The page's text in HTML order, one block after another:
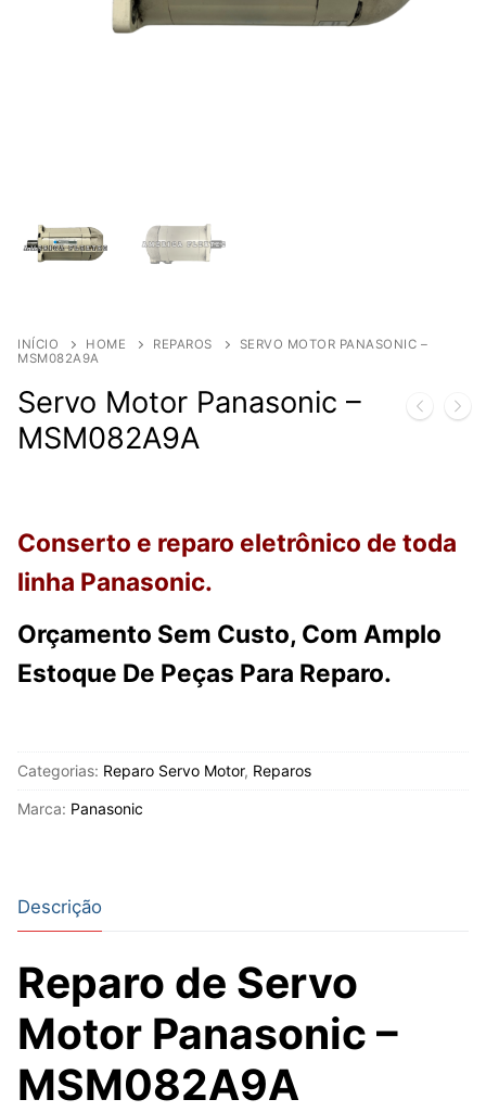
INÍCIO HOME REPAROS
SERVO MOTOR PANASONIC –
MSM082A9A
Servo Motor Panasonic –
MSM082A9A
Conserto e reparo eletrônico de toda
linha Panasonic.
Orçamento Sem Custo, Com Amplo
Estoque De Peças Para Reparo.
Categorias: Reparo Servo Motor, Reparos
Marca: Panasonic
Descrição
Reparo de Servo
Motor Panasonic –
MSM082A9A